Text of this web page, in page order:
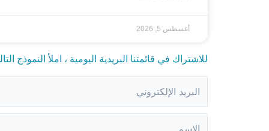
أغسطس 5, 2026
للاشتراك في قائمتنا البريدية اليومية ، املأ النموذج